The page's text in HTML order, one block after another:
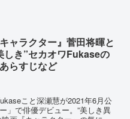
ャラクター』菅田将暉と
しき”セカオワFukaseの
らすじなど
こと深瀬慧が2021年6月公
」で俳優デビュー。”美しき異